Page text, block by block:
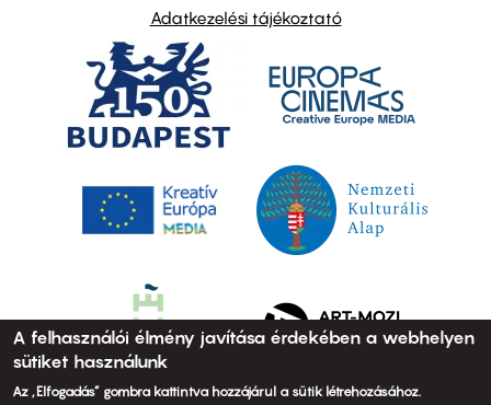
Adatkezelési tájékoztató
A felhasználói élmény javítása érdekében a webhelyen
sütiket használunk
Az „Elfogadás” gombra kattintva hozzájárul a sütik létrehozásához.